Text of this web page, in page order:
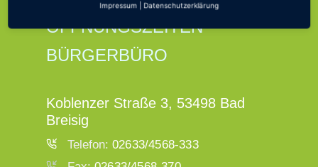
ÖFFNUNGSZEITEN
BÜRGERBÜRO
Koblenzer Straße 3, 53498 Bad
Breisig
Telefon: 02633/4568-333
Impressum Datenschutzerklärung